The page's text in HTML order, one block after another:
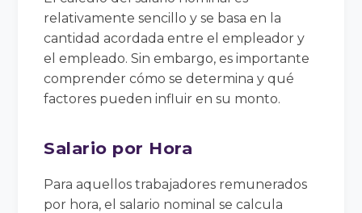
relativamente sencillo y se basa en la
cantidad acordada entre el empleador y
el empleado. Sin embargo, es importante
comprender cómo se determina y qué
factores pueden influir en su monto.
Salario por Hora
Para aquellos trabajadores remunerados
por hora, el salario nominal se calcula